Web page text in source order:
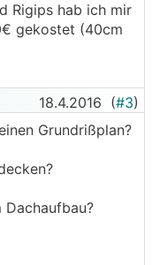
Rigips hab ich mir
gekostet (40cm
18.4.2016 (#3)
Grundrißplan?